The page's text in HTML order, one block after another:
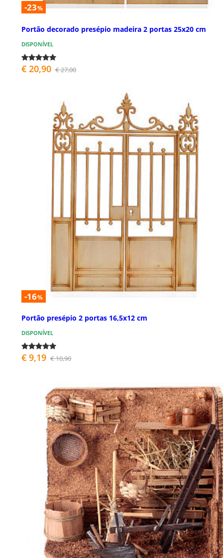
-23%
Portão decorado presépio madeira 2 portas 25x20 cm
DISPONÍVEL
€ 20,90 € 27,00
-16%
Portão presépio 2 portas 16,5x12 cm
DISPONÍVEL
€ 9,19 € 10,90